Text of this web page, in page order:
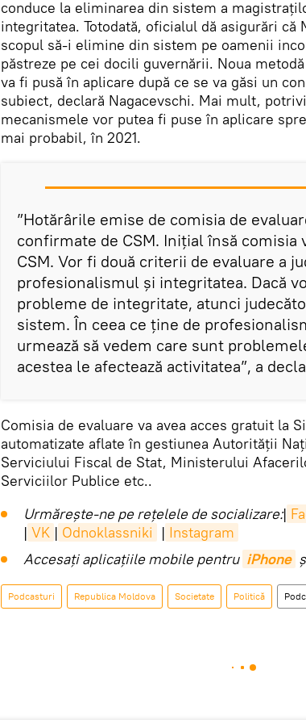
conduce la eliminarea din sistem a
integritatea. Totodată, oficialul dă asigurări
scopul să-i elimine din sistem pe oamenii
păstreze pe cei docili guvernării. Noua
va fi pusă în aplicare după ce se va găsi un
subiect, declară Nagacevschi. Mai mult,
mecanismele vor putea fi puse în aplicare
mai probabil, în 2021.
”Hotărârile emise de comisia de
confirmate de CSM. Inițial însă comisia
CSM. Vor fi două criterii de evaluare a
profesionalismul și integritatea. Dacă
probleme de integritate, atunci
sistem. În ceea ce ține de
urmează să vedem care sunt
acestea le afectează activitatea”, a
Comisia de evaluare va avea acces gratuit la
automatizate aflate în gestiunea Autorității
Serviciului Fiscal de Stat, Ministerului
Serviciilor Publice etc..
Urmărește-ne pe rețelele de socializare:|
| VK | Odnoklassniki | Instagram
Accesaţi aplicaţiile mobile pentru iPhone
Podcasturi Republica Moldova Societate Politică